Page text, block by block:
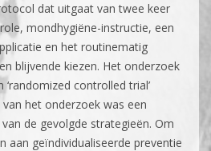
dat uitgaat van twee keer
mondhygiëne-instructie, een
en het routinematig
blijvende kiezen. Het onderzoek
controlled trial’
het onderzoek was een
de gevolgde strategieën. Om
aan geïndividualiseerde preventie